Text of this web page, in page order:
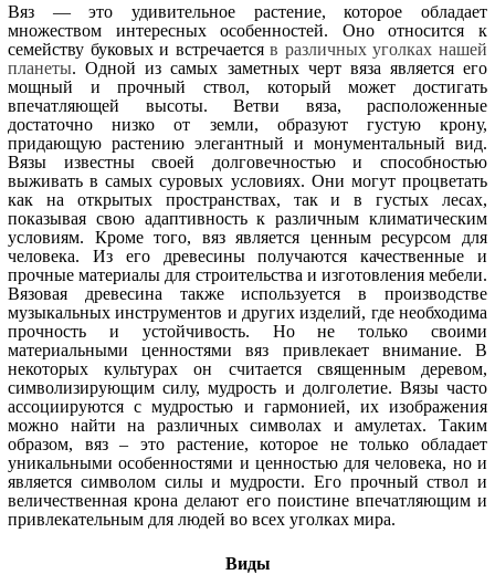
Вяз — это удивительное растение, которое обладает
множеством интересных особенностей. Оно относится к
семейству буковых и встречаетсяв различных уголках нашей
планеты. Одной из самых заметных черт вяза является его
мощный и прочный ствол, который может достигать
впечатляющей высоты. Ветви вяза, расположенные
достаточно низко от земли, образуют густую крону,
придающую растению элегантный и монументальный вид.
Вязы известны своей долговечностью и способностью
выживать в самых суровых условиях. Они могут процветать
как на открытых пространствах, так и в густых лесах,
показывая свою адаптивность к различным климатическим
условиям. Кроме того, вяз является ценным ресурсом для
человека. Из его древесины получаются качественные и
прочные материалы для строительства и изготовления мебели.
Вязовая древесина также используется в производстве
музыкальных инструментов и других изделий, где необходима
прочность и устойчивость. Но не только своими
материальными ценностями вяз привлекает внимание. В
некоторых культурах он считается священным деревом,
символизирующим силу, мудрость и долголетие. Вязы часто
ассоциируются с мудростью и гармонией, их изображения
можно найти на различных символах и амулетах. Таким
образом, вяз – это растение, которое не только обладает
уникальными особенностями и ценностью для человека, но и
является символом силы и мудрости. Его прочный ствол и
величественная крона делают его поистине впечатляющим и
привлекательным для людей во всех уголках мира.
Виды